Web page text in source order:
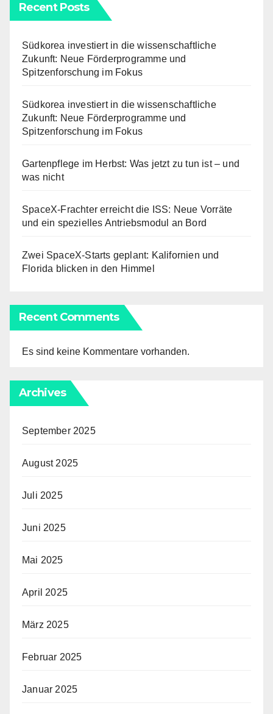
Recent Posts
Südkorea investiert in die wissenschaftliche
Zukunft: Neue Förderprogramme und
Spitzenforschung im Fokus
Südkorea investiert in die wissenschaftliche
Zukunft: Neue Förderprogramme und
Spitzenforschung im Fokus
Gartenpflege im Herbst: Was jetzt zu tun ist – und
was nicht
SpaceX-Frachter erreicht die ISS: Neue Vorräte
und ein spezielles Antriebsmodul an Bord
Zwei SpaceX-Starts geplant: Kalifornien und
Florida blicken in den Himmel
Recent Comments
Es sind keine Kommentare vorhanden.
Archives
September 2025
August 2025
Juli 2025
Juni 2025
Mai 2025
April 2025
März 2025
Februar 2025
Januar 2025